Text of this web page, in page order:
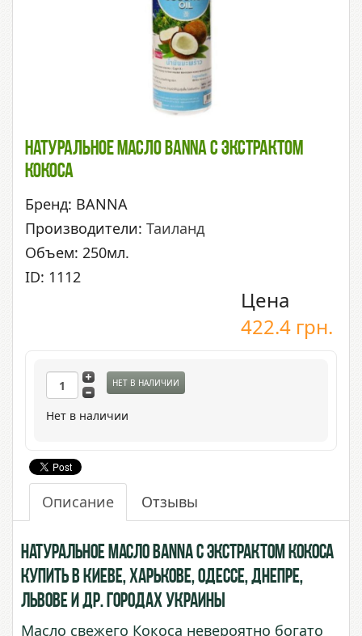
Натуральное Масло BANNA С Экстрактом
Кокоса
Бренд: BANNA
Производители: Таиланд
Объем: 250мл.
ID: 1112
Цена
422.4 грн.
НЕТ В НАЛИЧИИ
Нет в наличии
Описание Отзывы
Натуральное масло BANNA с экстрактом Кокоса
купить в Киеве, Харькове, Одессе, Днепре,
Львове и др. городах Украины
Масло свежего Кокоса невероятно богато